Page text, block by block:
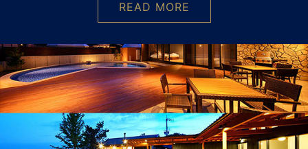
READ MORE